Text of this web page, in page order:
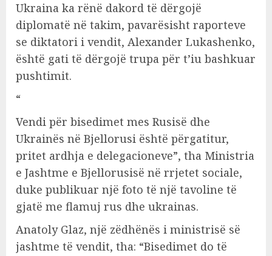
Ukraina ka rënë dakord të dërgojë
diplomatë në takim, pavarësisht raporteve
se diktatori i vendit, Alexander Lukashenko,
është gati të dërgojë trupa për t’iu bashkuar
pushtimit.
“
Vendi për bisedimet mes Rusisë dhe
Ukrainës në Bjellorusi është përgatitur,
pritet ardhja e delegacioneve”, tha Ministria
e Jashtme e Bjellorusisë në rrjetet sociale,
duke publikuar një foto të një tavoline të
gjatë me flamuj rus dhe ukrainas.
Anatoly Glaz, një zëdhënës i ministrisë së
jashtme të vendit, tha: “Bisedimet do të